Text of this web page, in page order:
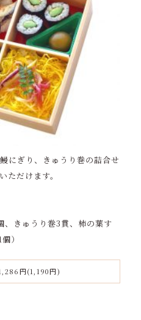
にぎり、きゅうり巻の詰合せ
ただけます。
、きゅうり巻3貫、柿の葉す
）
円(1,190円)